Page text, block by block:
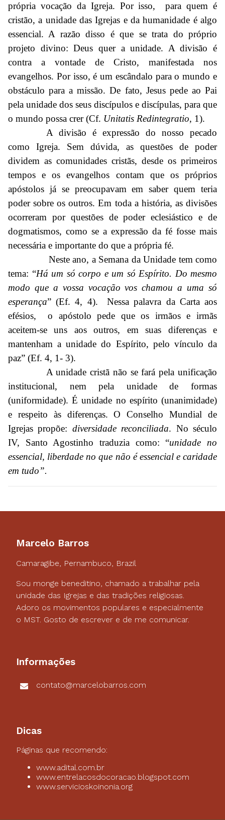
própria vocação da Igreja. Por isso, para quem é
cristão, a unidade das Igrejas e da humanidade é algo
essencial. A razão disso é que se trata do próprio
projeto divino: Deus quer a unidade. A divisão é
contra a vontade de Cristo, manifestada nos
evangelhos. Por isso, é um escândalo para o mundo e
obstáculo para a missão. De fato, Jesus pede ao Pai
pela unidade dos seus discípulos e discípulas, para que
o mundo possa crer (Cf. Unitatis Redintegratio, 1).
A divisão é expressão do nosso pecado
como Igreja. Sem dúvida, as questões de poder
dividem as comunidades cristãs, desde os primeiros
tempos e os evangelhos contam que os próprios
apóstolos já se preocupavam em saber quem teria
poder sobre os outros. Em toda a história, as divisões
ocorreram por questões de poder eclesiástico e de
dogmatismos, como se a expressão da fé fosse mais
necessária e importante do que a própria fé.
Neste ano, a Semana da Unidade tem como
tema: “Há um só corpo e um só Espírito. Do mesmo
modo que a vossa vocação vos chamou a uma só
esperança” (Ef. 4, 4). Nessa palavra da Carta aos
efésios, o apóstolo pede que os irmãos e irmãs
aceitem-se uns aos outros, em suas diferenças e
mantenham a unidade do Espírito, pelo vínculo da
paz” (Ef. 4, 1- 3).
A unidade cristã não se fará pela unificação
institucional, nem pela unidade de formas
(uniformidade). É unidade no espírito (unanimidade)
e respeito às diferenças. O Conselho Mundial de
Igrejas propõe: diversidade reconciliada. No século
IV, Santo Agostinho traduzia como: “unidade no
essencial, liberdade no que não é essencial e caridade
em tudo”.
Marcelo Barros
Camaragibe, Pernambuco, Brazil
Sou monge beneditino, chamado a trabalhar pela
unidade das Igrejas e das tradições religiosas.
Adoro os movimentos populares e especialmente
o MST. Gosto de escrever e de me comunicar.
Informações
contato@marcelobarros.com
Dicas
Páginas que recomendo:
www.adital.com.br
www.entrelacosdocoracao.blogspot.com
www.servicioskoinonia.org